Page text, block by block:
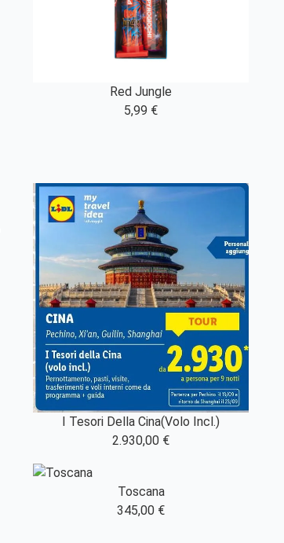
Red Jungle
5,99 €
I Tesori Della Cina(Volo Incl.)
2.930,00 €
Toscana
345,00 €